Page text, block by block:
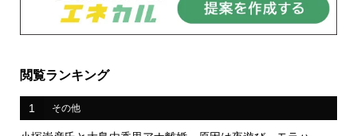
閲覧ランキング
1 その他